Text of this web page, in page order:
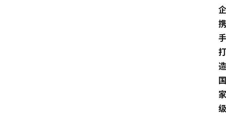
企
携
手
打
造
国
家
级